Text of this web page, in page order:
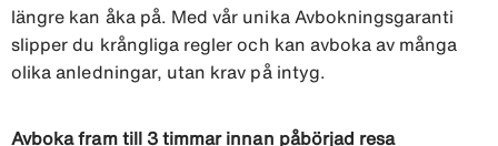
längre kan åka på. Med vår unika Avbokningsgaranti
slipper du krångliga regler och kan avboka av många
olika anledningar, utan krav på intyg.
Avboka fram till 3 timmar innan påbörjad resa